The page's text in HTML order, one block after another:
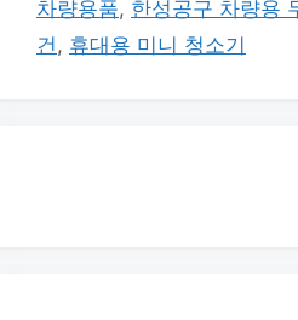
리
차량용품, 한성공구 차량용
건 , 휴대용 미니 청소기